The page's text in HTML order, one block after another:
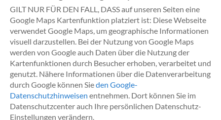
GILT NUR FÜR DEN FALL, DASS auf unseren Seiten eine
Google Maps Kartenfunktion platziert ist: Diese Webseite
verwendet Google Maps, um geographische Informationen
visuell darzustellen. Bei der Nutzung von Google Maps
werden von Google auch Daten über die Nutzung der
Kartenfunktionen durch Besucher erhoben, verarbeitet und
genutzt. Nähere Informationen über die Datenverarbeitung
durch Google können Sieden Google-
Datenschutzhinweisen entnehmen. Dort können Sie im
Datenschutzcenter auch Ihre persönlichen Datenschutz-
Einstellungen verändern.